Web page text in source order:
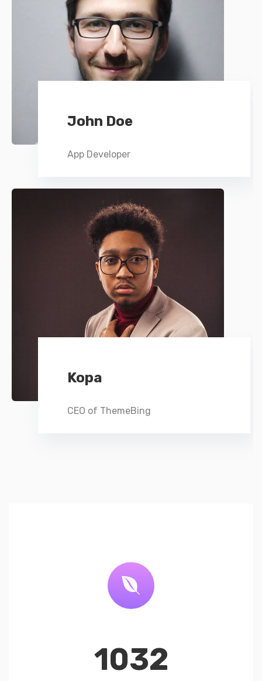
John Doe
App Developer
Kopa
CEO of ThemeBing
1032